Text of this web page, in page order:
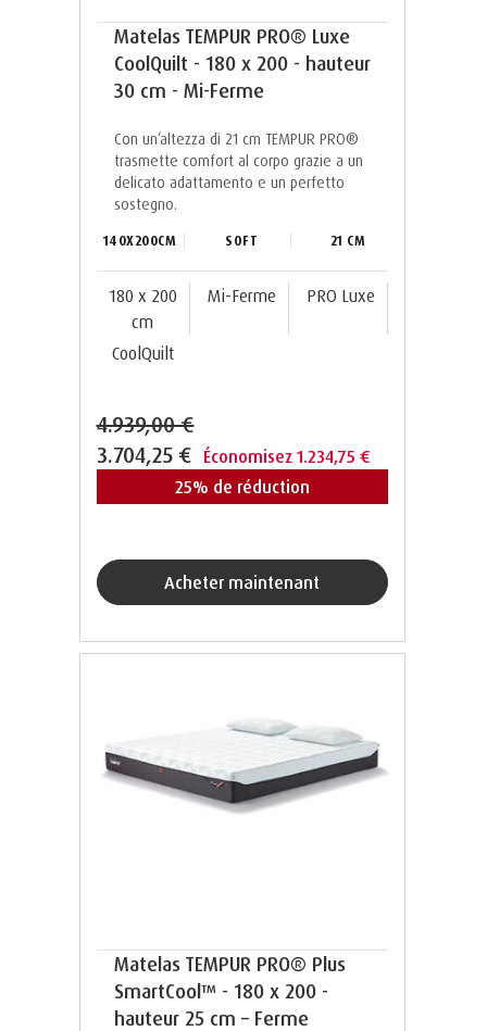
Matelas TEMPUR PRO® Luxe
CoolQuilt - 180 x 200 - hauteur
30 cm - Mi-Ferme
Con un’altezza di 21 cm TEMPUR PRO®️
trasmette comfort al corpo grazie a un
delicato adattamento e un perfetto
sostegno.
140X200CM SOFT 21 CM
180 x 200
cm
Mi-Ferme PRO Luxe
CoolQuilt
4.939,00 €
3.704,25 € Économisez 1.234,75 €
25% de réduction
acheter maintenant
Matelas TEMPUR PRO® Plus
SmartCool™ - 180 x 200 -
hauteur 25 cm – Ferme